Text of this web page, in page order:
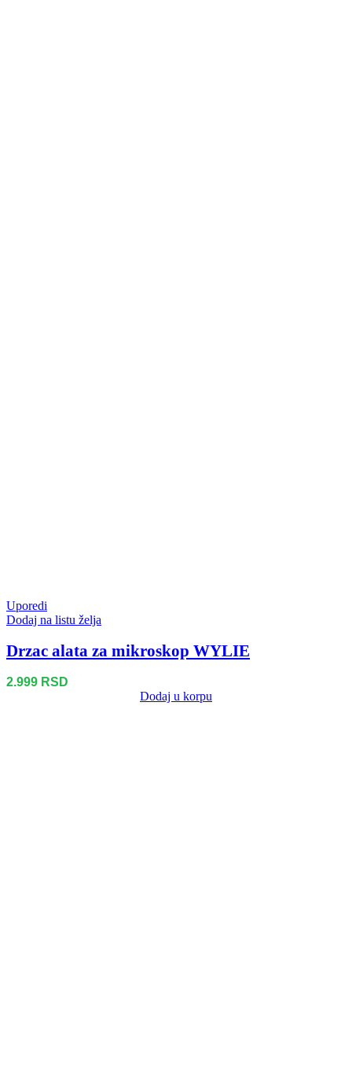
Uporedi
Dodaj na listu želja
Drzac alata za mikroskop WYLIE
2.999 RSD
Dodaj u korpu